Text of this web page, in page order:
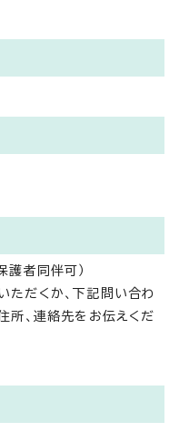
護者同伴可）
ただくか、下記問い合わ
所、連絡先をお伝えくだ